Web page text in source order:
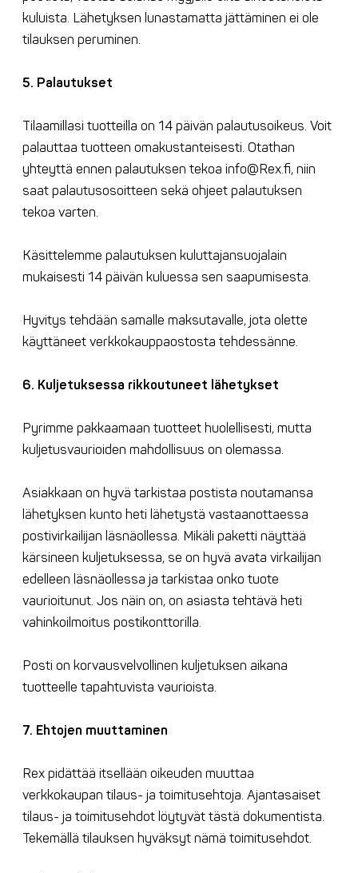
kuluista. Lähetyksen lunastamatta jättäminen ei ole
tilauksen peruminen.
5. Palautukset
Tilaamillasi tuotteilla on 14 päivän palautusoikeus. Voit
palauttaa tuotteen omakustanteisesti. Otathan
yhteyttä ennen palautuksen tekoa info@Rex.fi, niin
saat palautusosoitteen sekä ohjeet palautuksen
tekoa varten.
Käsittelemme palautuksen kuluttajansuojalain
mukaisesti 14 päivän kuluessa sen saapumisesta.
Hyvitys tehdään samalle maksutavalle, jota olette
käyttäneet verkkokauppaostosta tehdessänne.
6. Kuljetuksessa rikkoutuneet lähetykset
Pyrimme pakkaamaan tuotteet huolellisesti, mutta
kuljetusvaurioiden mahdollisuus on olemassa.
Asiakkaan on hyvä tarkistaa postista noutamansa
lähetyksen kunto heti lähetystä vastaanottaessa
postivirkailijan läsnäollessa. Mikäli paketti näyttää
kärsineen kuljetuksessa, se on hyvä avata virkailijan
edelleen läsnäollessa ja tarkistaa onko tuote
vaurioitunut. Jos näin on, on asiasta tehtävä heti
vahinkoilmoitus postikonttorilla.
Posti on korvausvelvollinen kuljetuksen aikana
tuotteelle tapahtuvista vaurioista.
7. Ehtojen muuttaminen
Rex pidättää itsellään oikeuden muuttaa
verkkokaupan tilaus- ja toimitusehtoja. Ajantasaiset
tilaus- ja toimitusehdot löytyvät tästä dokumentista.
Tekemällä tilauksen hyväksyt nämä toimitusehdot.